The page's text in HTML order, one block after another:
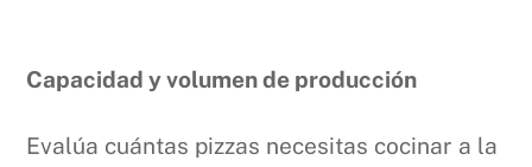
Capacidad y volumen de producción
Evalúa cuántas pizzas necesitas cocinar a la